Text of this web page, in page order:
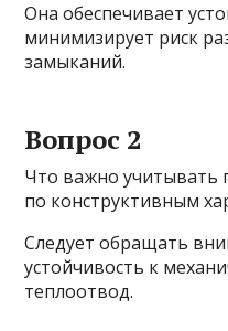
Она обеспечивает
минимизирует риск
замыканий.
Вопрос 2
Что важно
по конструктивным
Следует обращать
устойчивость к
теплоотвод.